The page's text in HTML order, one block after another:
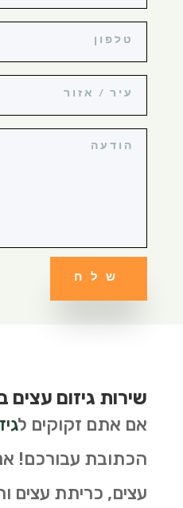
שלח
שירות גיזום
אם אתם זקוקים ל
הכתובת עבורכם!
עצים, כריתת עצים